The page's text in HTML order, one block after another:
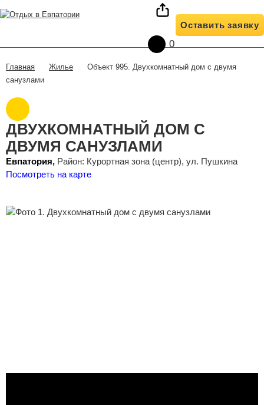
Оставить заявку
0
О нас Жилье Условия бронирования
Отзывы клиентов
Главная
Жилье
Объект 995. Двухкомнатный дом с двумя
санузлами
ДВУХКОМНАТНЫЙ ДОМ С
ДВУМЯ САНУЗЛАМИ
Евпатория, Район: Курортная зона (центр), ул. Пушкина
Посмотреть на карте